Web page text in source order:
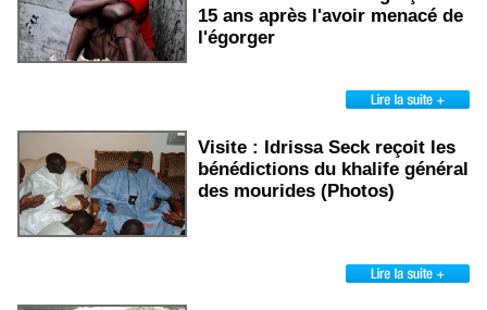
15 ans après l'avoir menacé de
l'égorger
Visite : Idrissa Seck reçoit les
bénédictions du khalife général
des mourides (Photos)